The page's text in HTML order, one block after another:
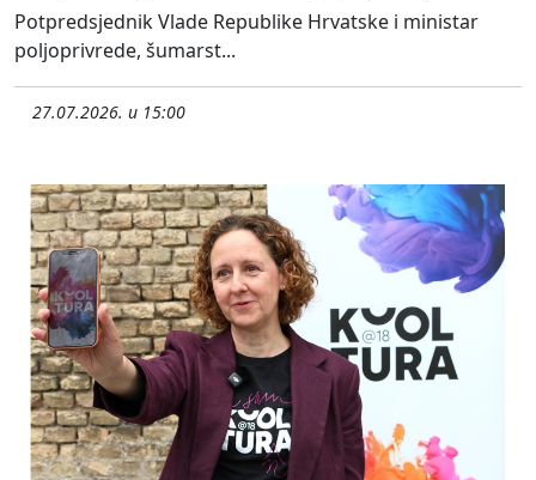
Potpredsjednik Vlade Republike Hrvatske i ministar
poljoprivrede, šumarst...
27.07.2026. u 15:00